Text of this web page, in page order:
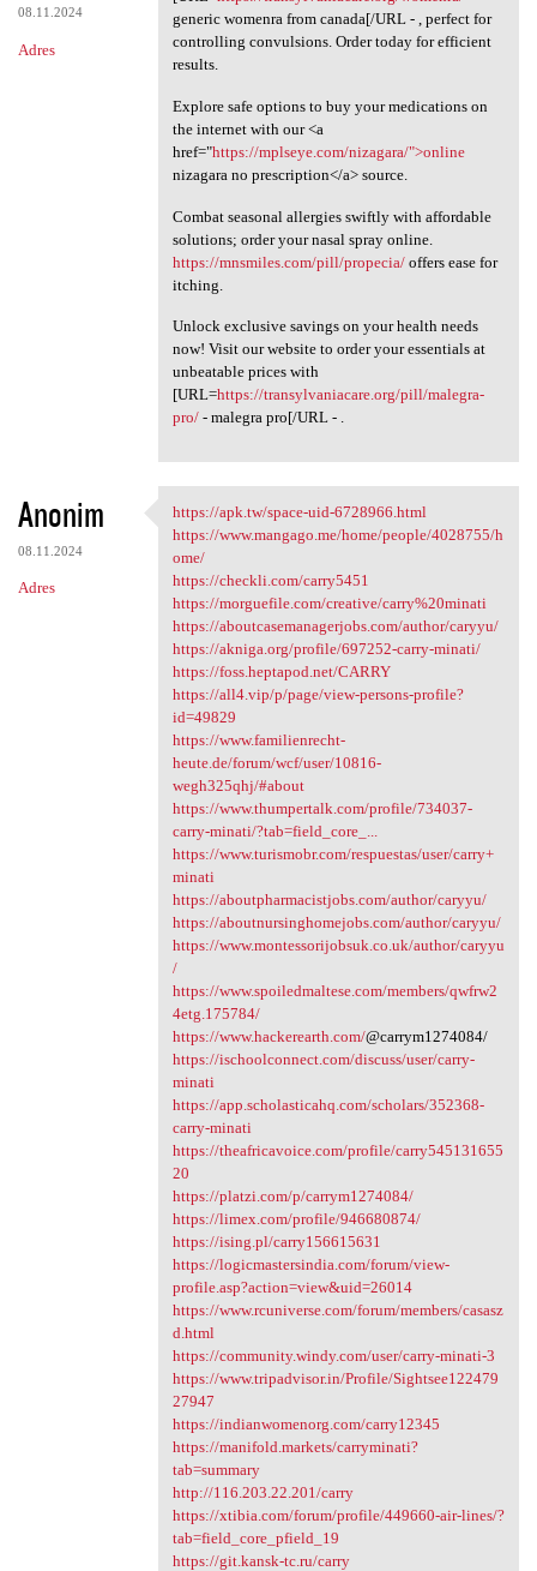
08.11.2024
Adres
generic womenra from canada[/URL - , perfect for
controlling convulsions. Order today for efficient
results.
Explore safe options to buy your medications on
the internet with our <a
href="https://mplseye.com/nizagara/">online
nizagara no prescription</a> source.
Combat seasonal allergies swiftly with affordable
solutions; order your nasal spray online.
https://mnsmiles.com/pill/propecia/offers ease for
itching.
Unlock exclusive savings on your health needs
now! Visit our website to order your essentials at
unbeatable prices with
[URL=https://transylvaniacare.org/pill/malegra-
pro/- malegra pro[/URL - .
Anonim
08.11.2024
Adres
https://apk.tw/space-uid
https://apk.tw/space-uid-6728966.html
https://www.mangago.me/home/people/4028755/h
ome/
https://checkli.com/carry5451
https://morguefile.com/creative/carry%20minati
https://aboutcasemanagerjobs.com/author/caryyu/
https://akniga.org/profile/697252-carry-minati/
https://foss.heptapod.net/CARRY
https://all4.vip/p/page/view-persons-profile?
id=49829
https://www.familienrecht-
heute.de/forum/wcf/user/10816-
wegh325qhj/#about
https://www.thumpertalk.com/profile/734037-
carry-minati/?tab=field_core_...
https://www.turismobr.com/respuestas/user/carry+
minati
https://aboutpharmacistjobs.com/author/caryyu/
https://aboutnursinghomejobs.com/author/caryyu/
https://www.montessorijobsuk.co.uk/author/caryyu
/
https://www.spoiledmaltese.com/members/qwfrw2
4etg.175784/
https://www.hackerearth.com/@carrym1274084/
https://ischoolconnect.com/discuss/user/carry-
minati
https://app.scholasticahq.com/scholars/352368-
carry-minati
https://theafricavoice.com/profile/carry545131655
20
https://platzi.com/p/carrym1274084/
https://limex.com/profile/946680874/
https://ising.pl/carry156615631
https://logicmastersindia.com/forum/view-
profile.asp?action=view&uid=26014
https://www.rcuniverse.com/forum/members/casasz
d.html
https://community.windy.com/user/carry-minati-3
https://www.tripadvisor.in/Profile/Sightsee122479
27947
https://indianwomenorg.com/carry12345
https://manifold.markets/carryminati?
tab=summary
http://116.203.22.201/carry
https://xtibia.com/forum/profile/449660-air-lines/?
tab=field_core_pfield_19
https://git.kansk-tc.ru/carry